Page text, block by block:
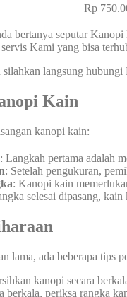
Rp
bertanya seputar
Kami yang bisa
langsung hubungi
Kain
kanopi kain:
: Langkah pertama adalah
: Setelah pengukuran,
: Kanopi kain
selesai dipasang,
lama, ada beberapa tips
kanopi secara
berkala, periksa rangka